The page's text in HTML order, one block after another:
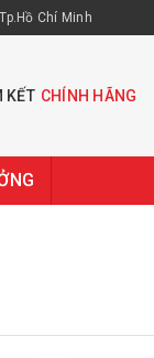
Chí Minh
KẾT CHÍNH HÃNG